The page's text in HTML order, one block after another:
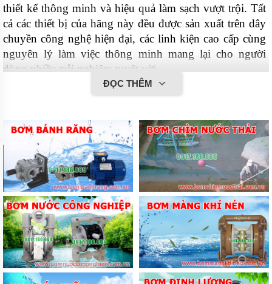
thiết kế thông minh và hiệu quả làm sạch vượt trội. Tất
cả các thiết bị của hãng này đều được sản xuất trên dây
chuyền công nghệ hiện đại, các linh kiện cao cấp cùng
nguyên lý làm việc thông minh mang lại cho người
dùng nhiều trải nghiệm tuyệt vời.
Các thiết bị hoạt động với công suất lớn kết hợp cùng
cao năng suất làm việc, hiệu quả làm sạch vượt trội.
Máy có thể dễ dàng loại bỏ nhiều hỗn hợp chất bẩn
khác nhau như: bụi bẩn, rác bẩn, giấy vụn, túi nilon, lá
cây,... Vì thế, chiếc máy này có thể cho hiệu suất làm
việc bằng 6-8 người lao công.
Xe quét rác ngồi lái Eureka-Nhập khẩu từ Italy
Các thiết bị xe quét rác công nghiệp Eureka rất dễ sử
dụng cùng hệ thống điều chỉnh thông minh vì thế thiết
ĐỌC THÊM